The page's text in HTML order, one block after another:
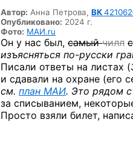
Автор: Анна Петрова, ВК
Опубликовано: 2024 г.
Фото: МАИ.ru
Он у нас был, самыйчилл
изъясняться по-русски
Писали ответы на листах (
и сдавали на охране (его
см. план МАИ. Это рядом с
за списыванием,
Просто взяли билет,